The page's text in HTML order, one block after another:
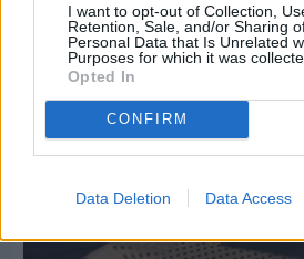
I want to opt-out of Collection,
Retention, Sale, and/or Sharing
Personal Data that Is Unrelated
Purposes for which it was
Opted In
CONFIRM
Data Deletion Data Access